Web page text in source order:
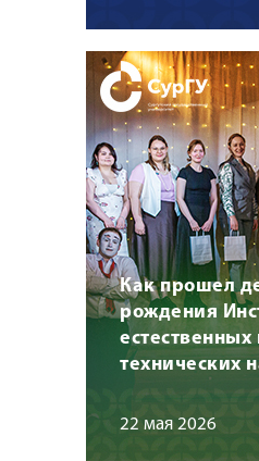
Как прошел
рождения
естественных
технических
22 мая 2026